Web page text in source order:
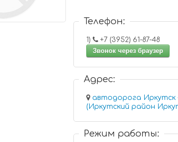
Телефон:
1)
+7 (3952) 61-87-48
Звонок через браузер
Адрес:
автодорога Иркутск
(Иркутский район
Режим работы: